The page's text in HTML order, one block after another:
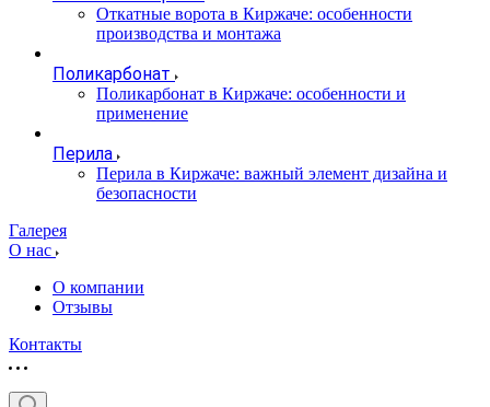
Откатные ворота в Киржаче: особенности
производства и монтажа
Поликарбонат
Поликарбонат в Киржаче: особенности и
применение
Перила
Перила в Киржаче: важный элемент дизайна и
безопасности
Галерея
О нас
О компании
Отзывы
Контакты